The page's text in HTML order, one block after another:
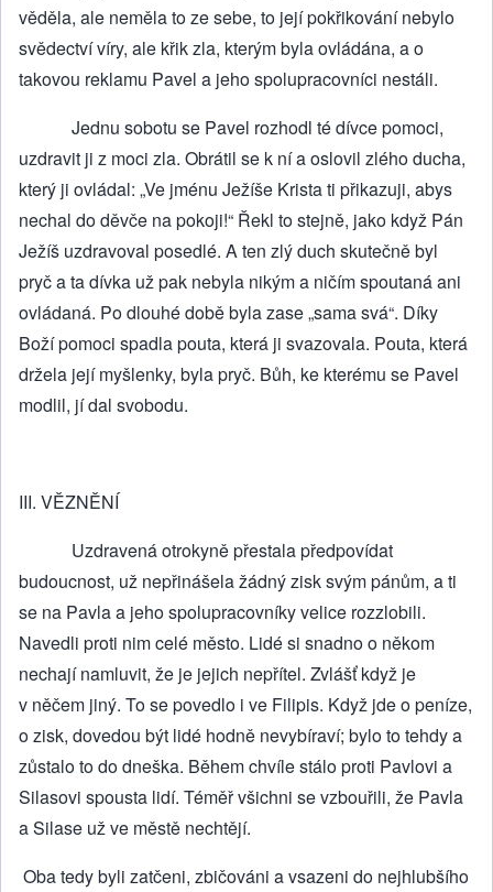
věděla, ale neměla to ze sebe, to její pokřikování nebylo
svědectví víry, ale křik zla, kterým byla ovládána, a o
takovou reklamu Pavel a jeho spolupracovníci nestáli.
Jednu sobotu se Pavel rozhodl té dívce pomoci,
uzdravit ji z moci zla. Obrátil se k ní a oslovil zlého ducha,
který ji ovládal: „Ve jménu Ježíše Krista ti přikazuji, abys
nechal do děvče na pokoji!“ Řekl to stejně, jako když Pán
Ježíš uzdravoval posedlé. A ten zlý duch skutečně byl
pryč a ta dívka už pak nebyla nikým a ničím spoutaná ani
ovládaná. Po dlouhé době byla zase „sama svá“. Díky
Boží pomoci spadla pouta, která ji svazovala. Pouta, která
držela její myšlenky, byla pryč. Bůh, ke kterému se Pavel
modlil, jí dal svobodu.
III. VĚZNĚNÍ
Uzdravená otrokyně přestala předpovídat
budoucnost, už nepřinášela žádný zisk svým pánům, a ti
se na Pavla a jeho spolupracovníky velice rozzlobili.
Navedli proti nim celé město. Lidé si snadno o někom
nechají namluvit, že je jejich nepřítel. Zvlášť když je
v něčem jiný. To se povedlo i ve Filipis. Když jde o peníze,
o zisk, dovedou být lidé hodně nevybíraví; bylo to tehdy a
zůstalo to do dneška. Během chvíle stálo proti Pavlovi a
Silasovi spousta lidí. Téměř všichni se vzbouřili, že Pavla
a Silase už ve městě nechtějí.
Oba tedy byli zatčeni, zbičováni a vsazeni do nejhlubšího